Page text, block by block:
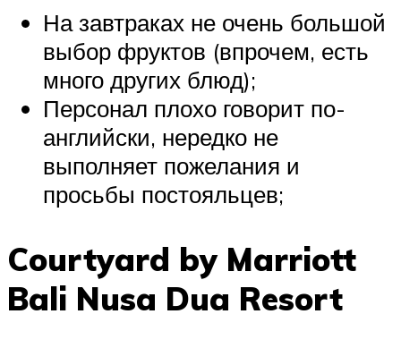
На завтраках не очень большой
выбор фруктов (впрочем, есть
много других блюд);
Персонал плохо говорит по-
английски, нередко не
выполняет пожелания и
просьбы постояльцев;
Courtyard by Marriott
Bali Nusa Dua Resort